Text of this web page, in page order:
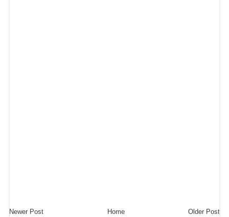
Newer Post Older Post
Home